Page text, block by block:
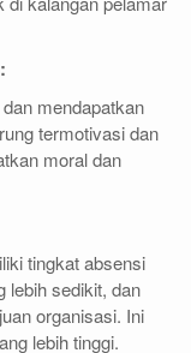
mendapatkan
termotivasi dan
moral dan
tingkat absensi
lebih sedikit, dan
organisasi. Ini
lebih tinggi.